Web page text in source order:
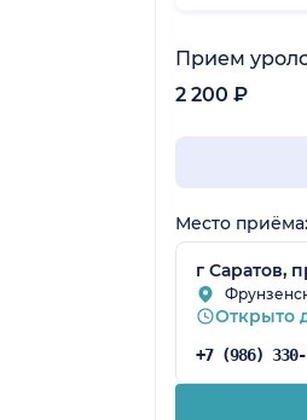
Прием
2 200 ₽
Место приёма:
г Саратов,
Открыто